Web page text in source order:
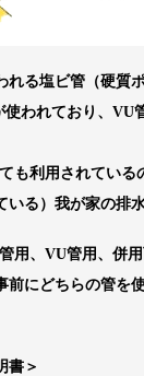
れる塩ビ管（硬質
われており、VU
も利用されてい
いる）我が家の排
用、VU管用、併
前にどちらの管を
書＞